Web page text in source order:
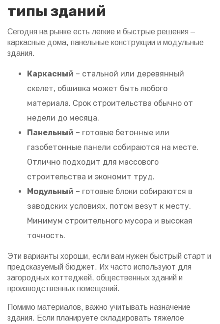
типы зданий
Сегодня на рынке есть легкие и быстрые решения –
каркасные дома, панельные конструкции и модульные
здания.
Каркасный – стальной или деревянный
скелет, обшивка может быть любого
материала. Срок строительства обычно от
недели до месяца.
Панельный – готовые бетонные или
газобетонные панели собираются на месте.
Отлично подходит для массового
строительства и экономит труд.
Модульный – готовые блоки собираются в
заводских условиях, потом везут к месту.
Минимум строительного мусора и высокая
точность.
Эти варианты хороши, если вам нужен быстрый старт и
предсказуемый бюджет. Их часто используют для
загородных коттеджей, общественных зданий и
производственных помещений.
Помимо материалов, важно учитывать назначение
здания. Если планируете складировать тяжелое